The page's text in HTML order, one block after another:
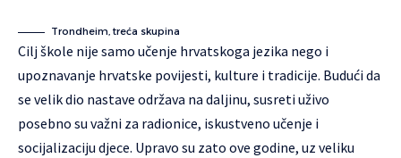
Trondheim, treća skupina
Cilj škole nije samo učenje hrvatskoga jezika nego i
upoznavanje hrvatske povijesti, kulture i tradicije. Budući da
se velik dio nastave održava na daljinu, susreti uživo
posebno su važni za radionice, iskustveno učenje i
socijalizaciju djece. Upravo su zato ove godine, uz veliku